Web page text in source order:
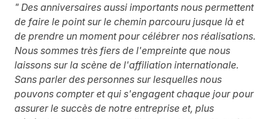
" Des anniversaires aussi importants nous permettent
de faire le point sur le chemin parcouru jusque là et
de prendre un moment pour célébrer nos réalisations.
Nous sommes très fiers de l'empreinte que nous
laissons sur la scène de l'affiliation internationale.
Sans parler des personnes sur lesquelles nous
pouvons compter et qui s'engagent chaque jour pour
assurer le succès de notre entreprise et, plus